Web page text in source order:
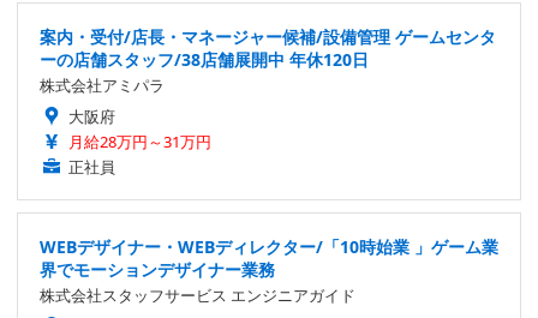
案内・受付/店長・マネージャー候補/設備管理 ゲームセンタ
ーの店舗スタッフ/38店舗展開中 年休120日
株式会社アミパラ
大阪府
月給28万円～31万円
正社員
WEBデザイナー・WEBディレクター/「10時始業 」ゲーム業
界でモーションデザイナー業務
株式会社スタッフサービス エンジニアガイド